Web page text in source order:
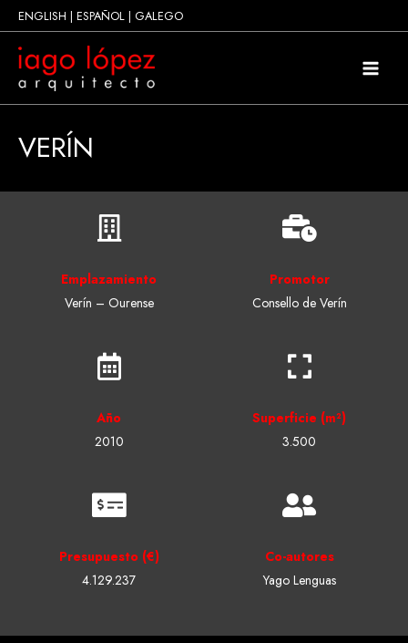
ENGLISH | ESPAÑOL | GALEGO
VERÍN
Emplazamiento
Verín – Ourense
Promotor
Consello de Verín
Año
2010
Superficie (m²)
3.500
Presupuesto (€)
4.129.237
Co-autores
Yago Lenguas